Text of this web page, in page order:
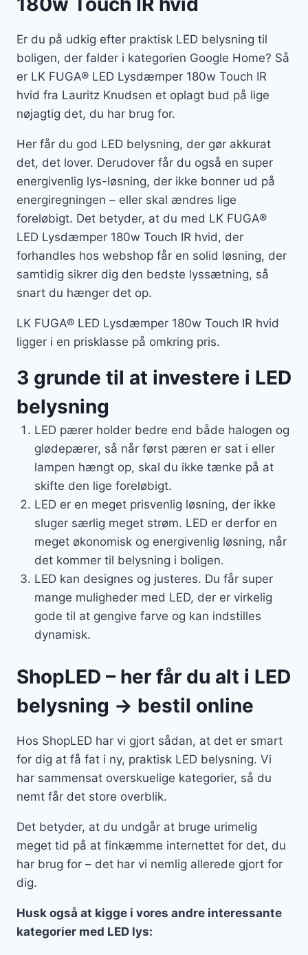
Er du på udkig efter praktisk LED belysning til
boligen, der falder i kategorien Google Home? Så
er LK FUGA® LED Lysdæmper 180w Touch IR
hvid fra Lauritz Knudsen et oplagt bud på lige
nøjagtig det, du har brug for.
Her får du god LED belysning, der gør akkurat
det, det lover. Derudover får du også en super
energivenlig lys-løsning, der ikke bonner ud på
energiregningen – eller skal ændres lige
foreløbigt. Det betyder, at du med LK FUGA®
LED Lysdæmper 180w Touch IR hvid, der
forhandles hos webshop får en solid løsning, der
samtidig sikrer dig den bedste lyssætning, så
snart du hænger det op.
LK FUGA® LED Lysdæmper 180w Touch IR hvid
ligger i en prisklasse på omkring pris.
3 grunde til at investere i LED
belysning
LED pærer holder bedre end både halogen og
glødepærer, så når først pæren er sat i eller
lampen hængt op, skal du ikke tænke på at
skifte den lige foreløbigt.
LED er en meget prisvenlig løsning, der ikke
sluger særlig meget strøm. LED er derfor en
meget økonomisk og energivenlig løsning, når
det kommer til belysning i boligen.
LED kan designes og justeres. Du får super
mange muligheder med LED, der er virkelig
gode til at gengive farve og kan indstilles
dynamisk.
ShopLED – her får du alt i LED
belysning → bestil online
Hos ShopLED har vi gjort sådan, at det er smart
for dig at få fat i ny, praktisk LED belysning. Vi
har sammensat overskuelige kategorier, så du
nemt får det store overblik.
Det betyder, at du undgår at bruge urimelig
meget tid på at finkæmme internettet for det, du
har brug for – det har vi nemlig allerede gjort for
dig.
Husk også at kigge i vores andre interessante
kategorier med LED lys: